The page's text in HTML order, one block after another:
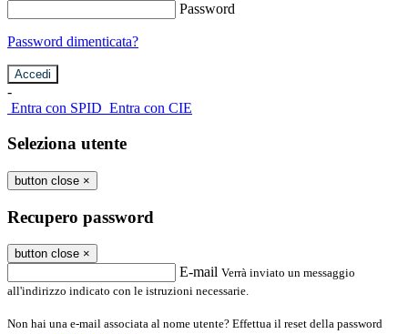
Password
Password dimenticata?
-
Entra con SPID Entra con CIE
Seleziona utente
button close ×
Recupero password
button close ×
E-mail Verrà inviato un messaggio
all'indirizzo indicato con le istruzioni necessarie.
Non hai una e-mail associata al nome utente? Effettua il reset della password